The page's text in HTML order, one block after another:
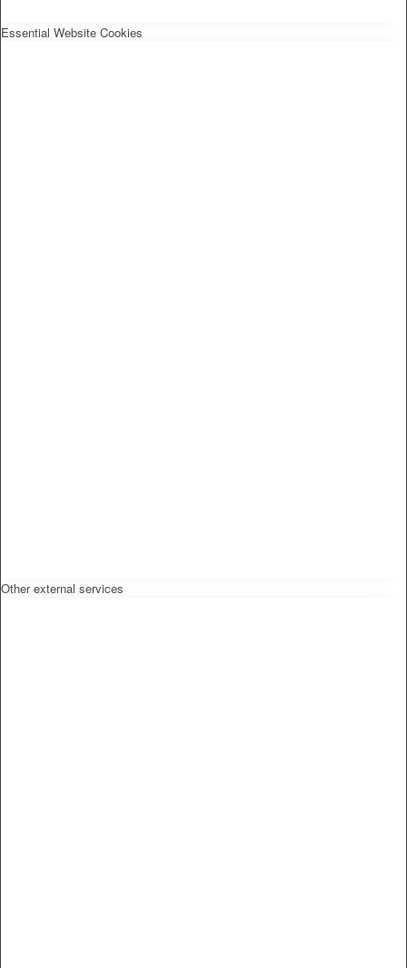
Essential Website Cookies
Other external services